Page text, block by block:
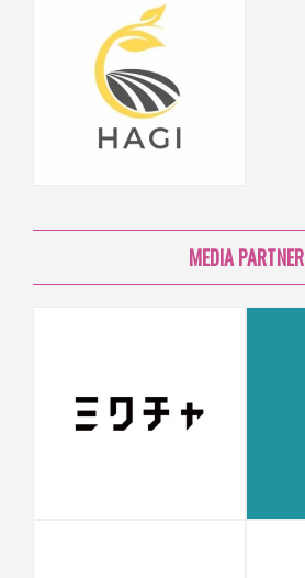
MEDIA PARTNER